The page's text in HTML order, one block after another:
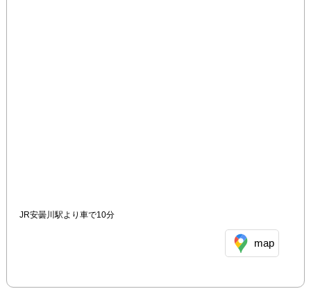
JR安曇川駅より車で10分
map